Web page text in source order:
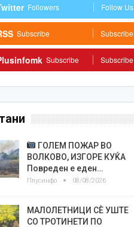
Followers Follow Us
Subscribe Subscribe
Subscribe Subscribe
ГОЛЕМ ПОЖАР ВО
ВОЛКОВО, ИЗГОРЕ КУЌА
Повреден е еден…
Плусинфо 08/08/2026
МАЛОЛЕТНИЦИ СÈ УШТЕ
СО ТРОТИНЕТИ ПО